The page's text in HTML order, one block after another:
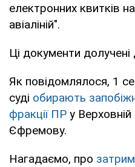
електронних квитків
авіаліній".
Ці документи
Як повідомлялося, 1
суді обирають
фракції ПР у
Єфремову.
Нагадаємо, про